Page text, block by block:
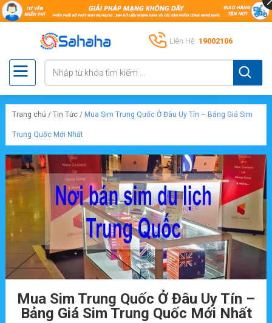
Liên Hệ: 19002106
Trang chủ / Tin Tức / Mua Sim Trung Quốc Ở Đâu Uy Tín – Bảng Giá Sim
Trung Quốc Mới Nhất
Mua Sim Trung Quốc Ở Đâu Uy Tín –
Bảng Giá Sim Trung Quốc Mới Nhất